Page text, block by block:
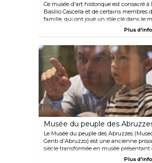
Ce musée d'art historique est consacré
Basilio Cascella et de certains membres
famille, qui ont joué un rôle clé dans le
Art nouveau. Admirez les meubles, les
cette famille.
Plus
Musée du peuple des
Le Musée du peuple des Abruzzes
Genti d'Abruzzo) est une ancienne
siècle transformée en musée présentant
expositions sur les traditions locales de
Plus